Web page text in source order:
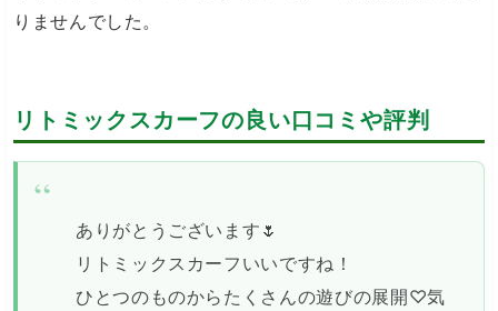
りませんでした。
リトミックスカーフの良い口コミや評判
ありがとうございます🌷
リトミックスカーフいいですね！
ひとつのものからたくさんの遊びの展開♡気